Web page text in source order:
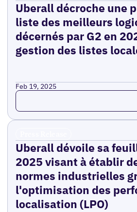
Uberall décroche une
liste des meilleurs
décernés par G2 en
gestion des listes
Feb 19, 2025
Read more
Uberall dévoile sa
2025 visant à établir
normes industrielles
l'optimisation des
localisation (LPO)